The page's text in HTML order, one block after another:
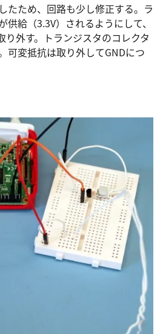
たため、回路も少し修正する。ラ
給（3.3V）されるようにして、
り外す。トランジスタのコレクタ
可変抵抗は取り外してGNDにつ